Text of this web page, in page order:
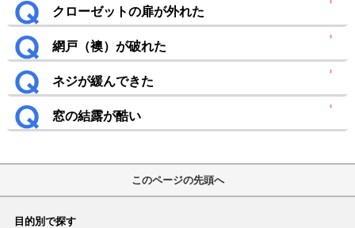
クローゼットの扉が外れた
網戸（襖）が破れた
ネジが緩んできた
窓の結露が酷い
このページの先頭へ
目的別で探す